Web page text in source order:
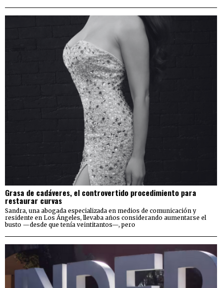
Grasa de cadáveres, el controvertido procedimiento para
restaurar curvas
Sandra, una abogada especializada en medios de comunicación y
residente en Los Ángeles, llevaba años considerando aumentarse el
busto —desde que tenía veintitantos—, pero